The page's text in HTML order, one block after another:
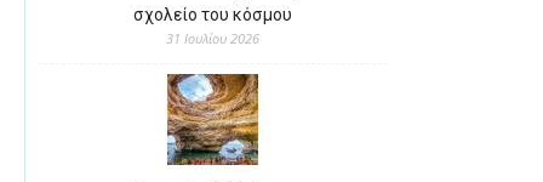
σχολείο του κόσμου
31 Ιουλίου 2026